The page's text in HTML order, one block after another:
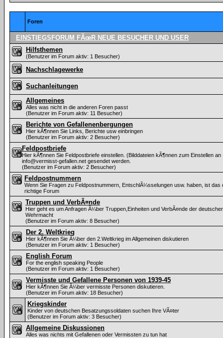
Foren
EINSTIEGSFORUM FÃœR NEUE BESUCHER UND USER
Hilfsthemen
(Benutzer im Forum aktiv: 1 Besucher)
Nachschlagewerke
Suchanleitungen
Allgemeines
Alles was nicht in die anderen Foren passt
(Benutzer im Forum aktiv: 11 Besucher)
Berichte von Gefallenenbergungen
Hier kÃ¶nnen Sie Links, Berichte usw einbringen
(Benutzer im Forum aktiv: 2 Besucher)
Feldpostbriefe
Hier kÃ¶nnen Sie Feldpostbriefe einstellen. (Bilddateien kÃ¶nnen zum Einstellen an
info@vermisst-gefallen.net gesendet werden.
(Benutzer im Forum aktiv: 2 Besucher)
Feldpostnummern
Wenn Sie Fragen zu Feldpostnummern, EntschlÃ¼sselungen usw. haben, ist das
richtige Forum
Truppen und VerbÃ¤nde
Hier geht es um Anfragen Ã¼ber Truppen,Einheiten und VerbÃ¤nde der
Wehrmacht
(Benutzer im Forum aktiv: 8 Besucher)
Der 2. Weltkrieg
Hier kÃ¶nnen Sie Ã¼ber den 2.Weltkrieg im Allgemeinen diskutieren
(Benutzer im Forum aktiv: 1 Besucher)
English Forum
For the english speaking People
(Benutzer im Forum aktiv: 1 Besucher)
Vermisste und Gefallene Personen von 1939-45
Hier kÃ¶nnen Sie Ã¼ber vermisste Personen diskutieren.
(Benutzer im Forum aktiv: 18 Besucher)
Kriegskinder
Kinder von deutschen Besatzungssoldaten suchen Ihre VÃ¤ter
(Benutzer im Forum aktiv: 3 Besucher)
Allgemeine Diskussionen
Alles was nichts mit Gefallenen oder Vermissten zu tun hat